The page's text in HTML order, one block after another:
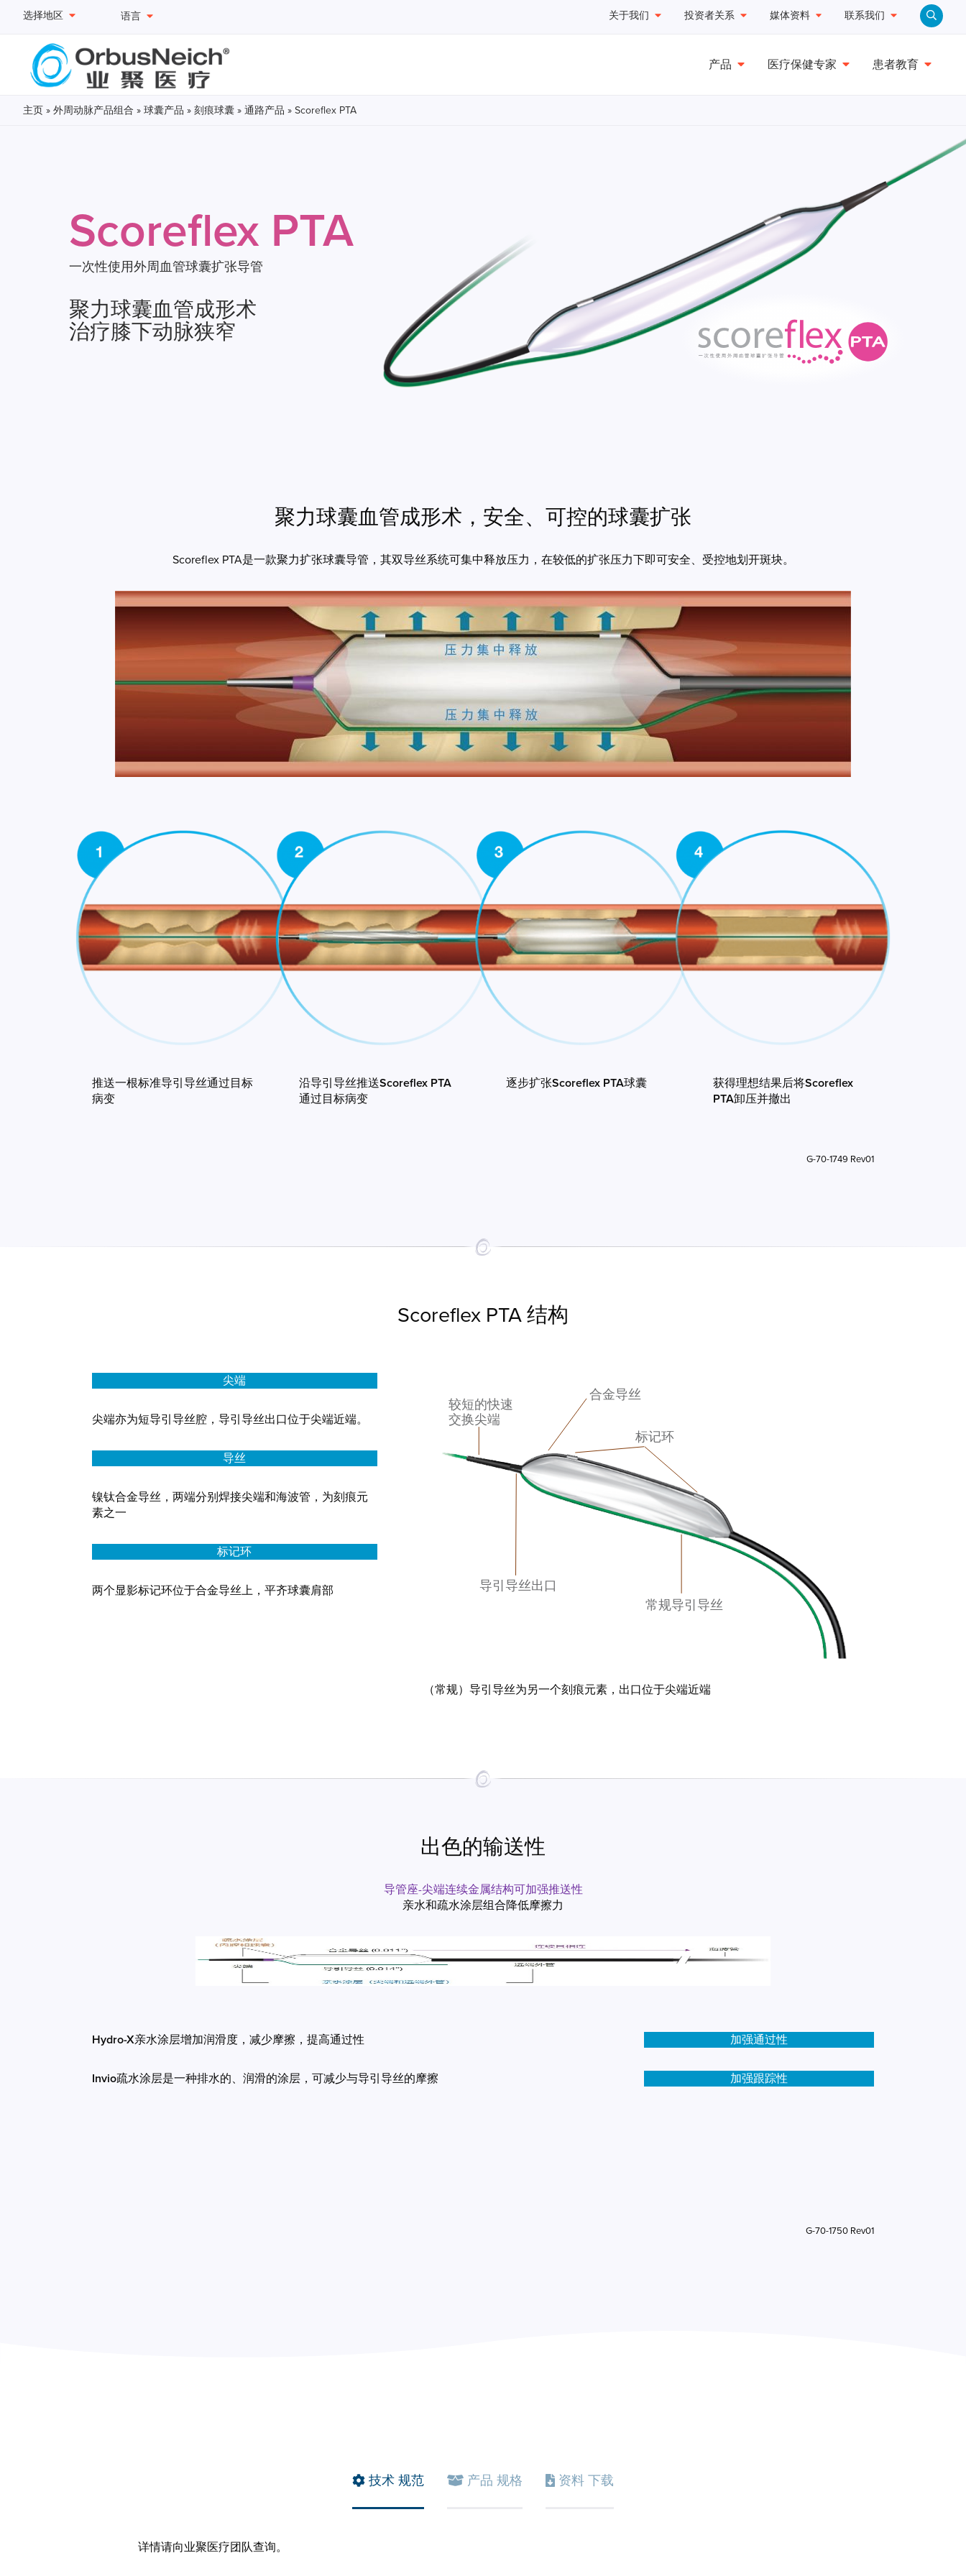
选择地区 语言 关于我们 投资者关系 媒体资料 联系我们
产品 医疗保健专家 患者教育
主页 » 外周动脉产品组合 » 球囊产品 » 刻痕球囊 » 通路产品 » Scoreflex PTA
Scoreflex PTA
一次性使用外周血管球囊扩张导管
聚力球囊血管成形术
治疗膝下动脉狭窄
聚力球囊血管成形术，安全、可控的球囊扩张
Scoreflex PTA是一款聚力扩张球囊导管，其双导丝系统可集中释放压力，在较低的扩张压力下即可安全、受控地划开斑块。
推送一根标准导引导丝通过目标
病变
沿导引导丝推送Scoreflex PTA
通过目标病变
逐步扩张Scoreflex PTA球囊
获得理想结果后将Scoreflex
PTA卸压并撤出
G-70-1749 Rev01
Scoreflex PTA 结构
尖端
尖端亦为短导引导丝腔，导引导丝出口位于尖端近端。
导丝
镍钛合金导丝，两端分别焊接尖端和海波管，为刻痕元
素之一
标记环
两个显影标记环位于合金导丝上，平齐球囊肩部
（常规）导引导丝为另一个刻痕元素，出口位于尖端近端
出色的输送性
导管座-尖端连续金属结构可加强推送性
亲水和疏水涂层组合降低摩擦力
Hydro-X亲水涂层增加润滑度，减少摩擦，提高通过性 加强通过性
Invio疏水涂层是一种排水的、润滑的涂层，可减少与导引导丝的摩擦 加强跟踪性
G-70-1750 Rev01
技术 规范 产品 规格 资料 下载
详情请向业聚医疗团队查询。